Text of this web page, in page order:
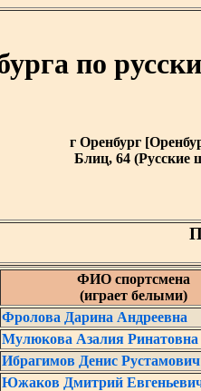
по
г Оренбург
Блиц, 64 (Русские
ФИО спортсмена
(играет белыми)
Фролова Дарина Андреевна
Мулюкова Азалия Ринатовна
Ибрагимов Денис Рустамович
Южаков Дмитрий